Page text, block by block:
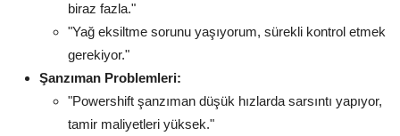
biraz fazla."
"Yağ eksiltme sorunu yaşıyorum, sürekli kontrol etmek
gerekiyor."
Şanzıman Problemleri:
"Powershift şanzıman düşük hızlarda sarsıntı yapıyor,
tamir maliyetleri yüksek."